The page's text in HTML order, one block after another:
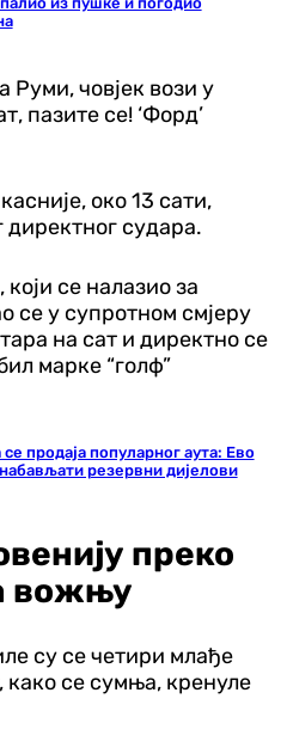
Руми, човјек вози у
пазите се! ‘Форд’
око 13 сати,
директног судара.
се налазио за
се у супротном смјеру
на сат и директно се
марке “голф”
продаја популарног аута: Ево
резервни дијелови
преко
вожњу
су се четири млађе
како се сумња, кренуле